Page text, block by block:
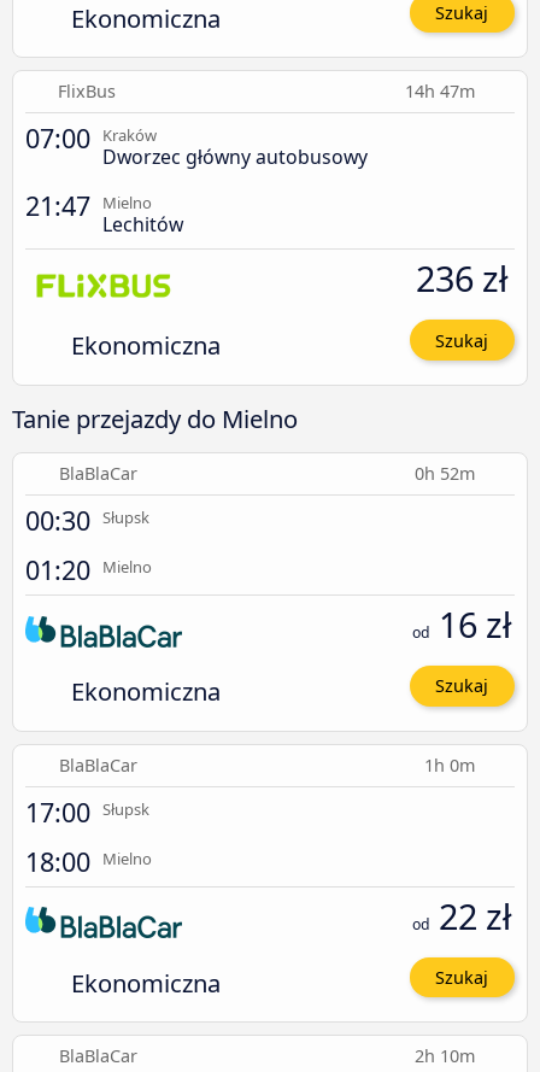
Ekonomiczna Szukaj
FlixBus 14h 47m
07:00 Kraków
Dworzec główny autobusowy
21:47 Mielno
Lechitów
Ekonomiczna
236 zł
Szukaj
Tanie przejazdy do Mielno
BlaBlaCar 0h 52m
00:30 Słupsk
01:20 Mielno
Ekonomiczna
od 16 zł
Szukaj
BlaBlaCar 1h 0m
17:00 Słupsk
18:00 Mielno
Ekonomiczna
od 22 zł
Szukaj
BlaBlaCar 2h 10m